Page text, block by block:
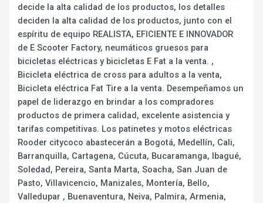
decide la alta calidad de los productos, los detalles
deciden la alta calidad de los productos, junto con el
espíritu de equipo REALISTA, EFICIENTE E INNOVADOR
de E Scooter Factory, neumáticos gruesos para
bicicletas eléctricas y bicicletas E Fat a la venta. ,
Bicicleta eléctrica de cross para adultos a la venta,
Bicicleta eléctrica Fat Tire a la venta. Desempeñamos un
papel de liderazgo en brindar a los compradores
productos de primera calidad, excelente asistencia y
tarifas competitivas. Los patinetes y motos eléctricas
Rooder citycoco abastecerán a Bogotá, Medellín, Cali,
Barranquilla, Cartagena, Cúcuta, Bucaramanga, Ibagué,
Soledad, Pereira, Santa Marta, Soacha, San Juan de
Pasto, Villavicencio, Manizales, Montería, Bello,
Valledupar , Buenaventura, Neiva, Palmira, Armenia,